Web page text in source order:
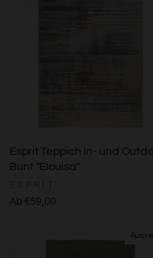
Esprit Teppich In- und
Bunt "Elouisa"
Ab €59,00